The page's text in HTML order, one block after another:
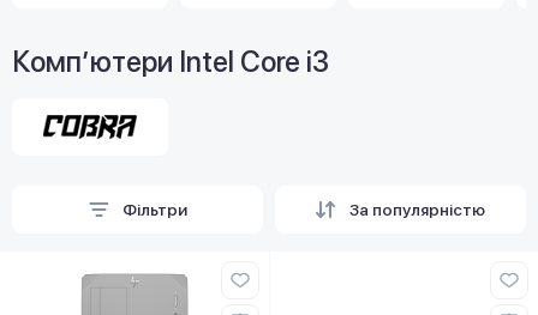
Комп’ютери Intel Core i3
Фільтри За популярністю